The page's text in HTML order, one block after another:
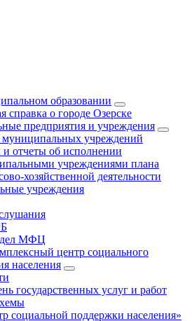
образовании
справка о городе Озерске
предприятия и учреждения
муниципальных учреждений
отчеты об исполнении
учреждениями плана
хозяйственной деятельности
учреждения
МФЦ
центр социального
населения
государственных услуг и работ
социальной поддержки населения»